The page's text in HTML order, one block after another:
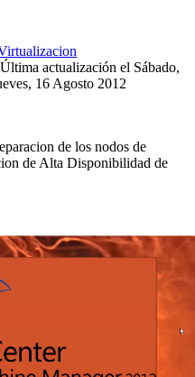
Última actualización el Sábado,
16 Agosto 2012
de los nodos de
de Alta Disponibilidad de